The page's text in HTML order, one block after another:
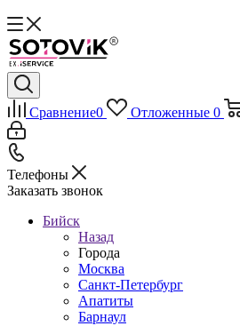
Сравнение0 Отложенные 0
Телефоны
Заказать звонок
Бийск
Назад
Города
Москва
Санкт-Петербург
Апатиты
Барнаул